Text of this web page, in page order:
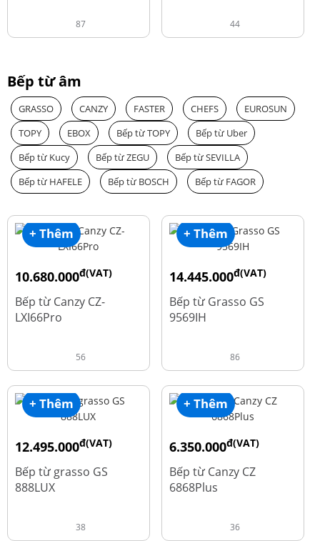
87 44
Bếp từ âm
GRASSO CANZY FASTER CHEFS
EUROSUN
TOPY
EBOX Bếp từ TOPY
Bếp từ Uber
Bếp từ Kucy
Bếp từ ZEGU
Bếp từ SEVILLA
Bếp từ HAFELE
Bếp từ BOSCH Bếp từ FAGOR
+ Thêm
10.680.000đ(VAT)
15.980.000
Bếp từ Canzy CZ-
LXI66Pro
56
+ Thêm
14.445.000đ(VAT)
19.260.000
Bếp từ Grasso GS
9569IH
86
+ Thêm
12.495.000đ(VAT)
16.660.000
Bếp từ grasso GS
888LUX
38
+ Thêm
6.350.000đ(VAT)
15.980.000
Bếp từ Canzy CZ
6868Plus
36